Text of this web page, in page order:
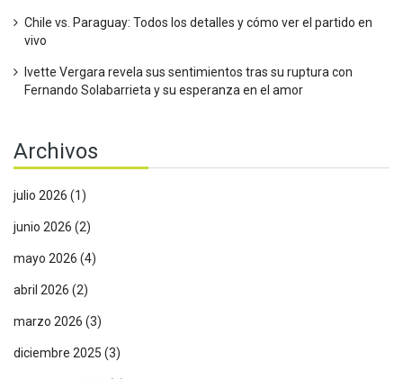
Chile vs. Paraguay: Todos los detalles y cómo ver el partido en
vivo
Ivette Vergara revela sus sentimientos tras su ruptura con
Fernando Solabarrieta y su esperanza en el amor
Archivos
julio 2026 (1)
junio 2026 (2)
mayo 2026 (4)
abril 2026 (2)
marzo 2026 (3)
diciembre 2025 (3)